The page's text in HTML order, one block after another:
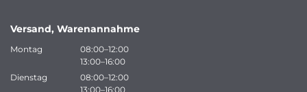
Versand, Warenannahme
Montag
08:00–12:00
13:00–16:00
Dienstag
08:00–12:00
13:00–16:00